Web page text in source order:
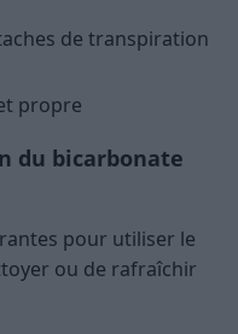
de transpiration
propre
du bicarbonate
pour utiliser le
ou de rafraîchir